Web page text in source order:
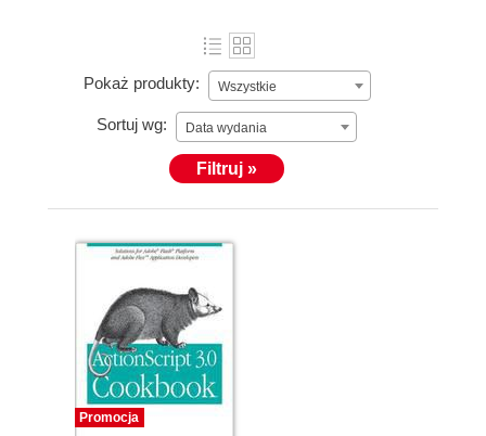
Pokaż produkty: Wszystkie
Sortuj wg: Data wydania
Filtruj »
Promocja